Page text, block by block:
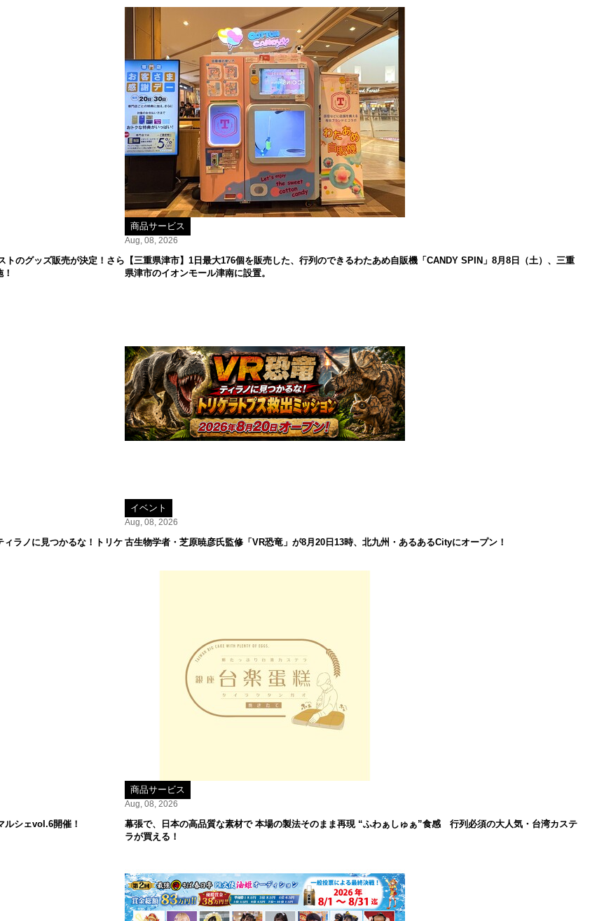
トのグッズ販売が決定！さら
商品サービス
Aug, 08, 2026
【三重県津市】1日最大176個を販売した、行列のできるわたあめ自販機「CANDY SPIN」8月8日（土）、三重
県津市のイオンモール津南に設置。
ラノに見つかるな！トリケ
イベント
Aug, 08, 2026
古生物学者・芝原暁彦氏監修「VR恐竜」が8月20日13時、北九州・あるあるCityにオープン！
シェvol.6開催！
商品サービス
Aug, 08, 2026
幕張で、日本の高品質な素材で 本場の製法そのまま再現 “ふわぁしゅぁ”食感 行列必須の大人気・台湾カステ
ラが買える！